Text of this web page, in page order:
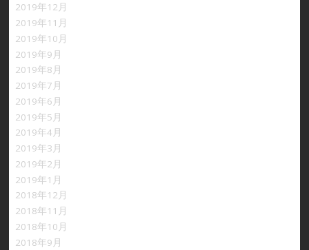
2019年12月
2019年11月
2019年10月
2019年9月
2019年8月
2019年7月
2019年6月
2019年5月
2019年4月
2019年3月
2019年2月
2019年1月
2018年12月
2018年11月
2018年10月
2018年9月